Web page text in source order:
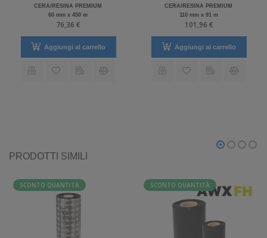
CERA/RESINA PREMIUM
60 mm x 450 m
76,36 €
Aggiungi al carrello
CERA/RESINA PREMIUM
110 mm x 91 m
101,96 €
Aggiungi al carrello
PRODOTTI SIMILI
SCONTO QUANTITÀ SCONTO QUANTITÀ